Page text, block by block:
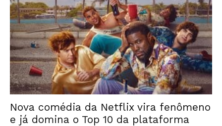
Nova comédia da Netflix vira fenômeno
e já domina o Top 10 da plataforma